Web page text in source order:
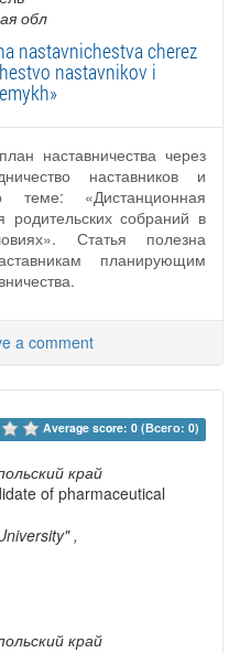
обл
nastavnichestva cherez
nastavnikov i
наставничества через
наставников и
теме: «Дистанционная
собраний в
Статья полезна
планирующим
a comment
Average score: 0 (Всего: 0)
край
of pharmaceutical
,
край